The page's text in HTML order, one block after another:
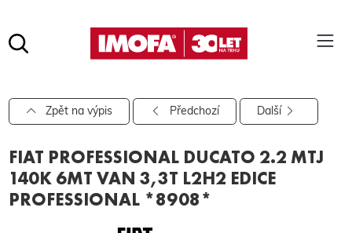
hledat
Pro vyhledávání zadejte alespoň 3 znaky.
Zpět na výpis Předchozí Další
FIAT PROFESSIONAL DUCATO 2.2 MTJ
140K 6MT VAN 3,3T L2H2 EDICE
PROFESSIONAL *8908*